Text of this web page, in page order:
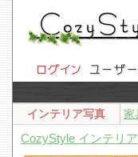
インテリア写真 家
CozyStyle インテリア